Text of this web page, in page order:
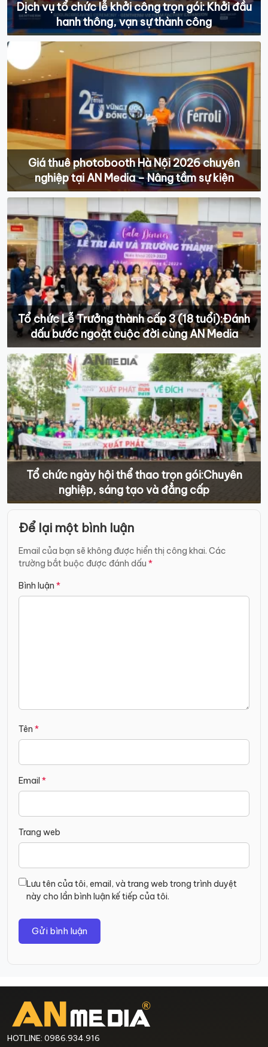
Dịch vụ tổ chức lễ khởi công trọn gói: Khởi đầu
hanh thông, vạn sự thành công
Giá thuê photobooth Hà Nội 2026 chuyên
nghiệp tại AN Media – Nâng tầm sự kiện
Tổ chức Lễ Trưởng thành cấp 3 (18 tuổi):Đánh
dấu bước ngoặt cuộc đời cùng AN Media
Tổ chức ngày hội thể thao trọn gói:Chuyên
nghiệp, sáng tạo và đẳng cấp
Điều
hướng
bài
viết
Để lại một bình luận
Email của bạn sẽ không được hiển thị công khai. Các
trường bắt buộc được đánh dấu *
Bình luận *
Tên *
Email *
Trang web
Lưu tên của tôi, email, và trang web trong trình duyệt
này cho lần bình luận kế tiếp của tôi.
HOTLINE: 0986.934.916